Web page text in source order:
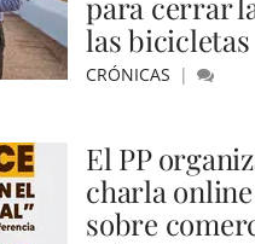
las bicicletas
CRÓNICAS
El PP
charla
sobre